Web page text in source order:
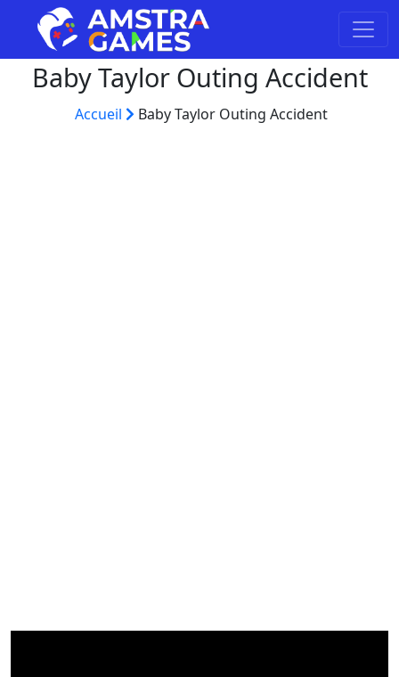
Baby Taylor Outing Accident
Accueil Baby Taylor Outing Accident